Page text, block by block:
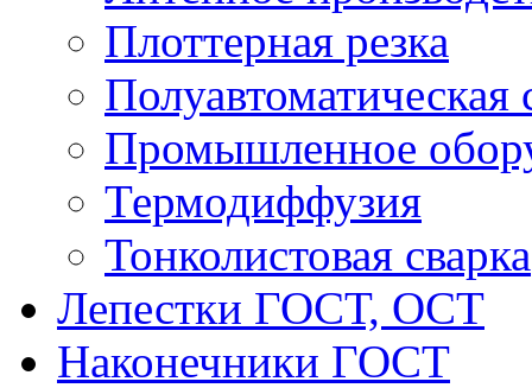
Плоттерная резка
Полуавтоматическая
Промышленное
Термодиффузия
Тонколистовая сварка
Лепестки ГОСТ, ОСТ
Наконечники ГОСТ